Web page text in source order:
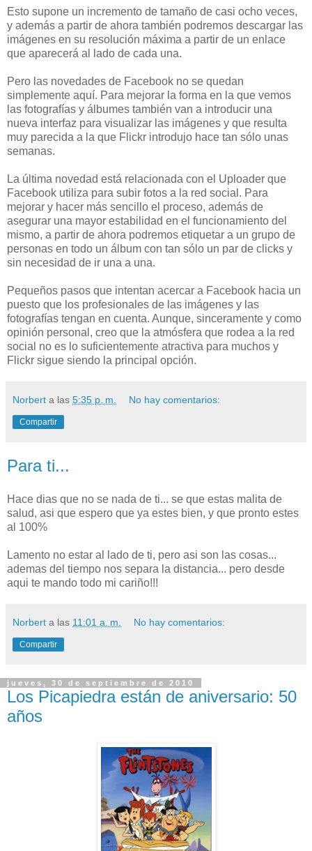
Esto supone un incremento de tamaño de casi ocho veces,
y además a partir de ahora también podremos descargar las
imágenes en su resolución máxima a partir de un enlace
que aparecerá al lado de cada una.
Pero las novedades de Facebook no se quedan
simplemente aquí. Para mejorar la forma en la que vemos
las fotografías y álbumes también van a introducir una
nueva interfaz para visualizar las imágenes y que resulta
muy parecida a la que Flickr introdujo hace tan sólo unas
semanas.
La última novedad está relacionada con el Uploader que
Facebook utiliza para subir fotos a la red social. Para
mejorar y hacer más sencillo el proceso, además de
asegurar una mayor estabilidad en el funcionamiento del
mismo, a partir de ahora podremos etiquetar a un grupo de
personas en todo un álbum con tan sólo un par de clicks y
sin necesidad de ir una a una.
Pequeños pasos que intentan acercar a Facebook hacia un
puesto que los profesionales de las imágenes y las
fotografías tengan en cuenta. Aunque, sinceramente y como
opinión personal, creo que la atmósfera que rodea a la red
social no es lo suficientemente atractiva para muchos y
Flickr sigue siendo la principal opción.
Norbert a las 5:35 p. m. No hay comentarios:
Compartir
Para ti...
Hace dias que no se nada de ti... se que estas malita de
salud, asi que espero que ya estes bien, y que pronto estes
al 100%
Lamento no estar al lado de ti, pero asi son las cosas...
ademas del tiempo nos separa la distancia... pero desde
aqui te mando todo mi cariño!!!
Norbert a las 11:01 a. m. No hay comentarios:
Compartir
jueves, 30 de septiembre de 2010
Los Picapiedra están de aniversario: 50
años